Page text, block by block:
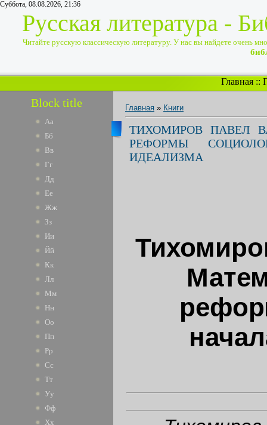
Суббота, 08.08.2026, 21:36
Русская литература -
Читайте русскую классическую литературу. У нас вы найдете очень
Главная ::
Block title
Аа
Бб
Вв
Гг
Дд
Ее
Жж
Зз
Ии
Йй
Кк
Лл
Мм
Нн
Оо
Пп
Рр
Сс
Тт
Уу
Фф
Хх
Главная » Книги
ТИХОМИРОВ ПАВЕЛ
РЕФОРМЫ
ИДЕАЛИЗМА